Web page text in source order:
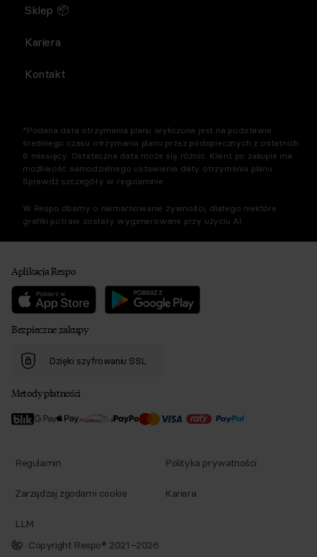
Sklep 📦
Kariera
Kontakt
*Podana data otrzymania planu wyliczona jest na podstawie
średniego czasu otrzymania planu przez podopiecznych z ostatnich
6 miesięcy. Ostateczna data może się różnić. Klient po zakupie ma
możliwość samodzielnego ustawienia daty otrzymania planu.
Sprawdź szczegóły w regulaminie.
W Respo dbamy o niemarnowanie żywności, dlatego niektóre
grafiki potraw zostały wygenerowane przy użyciu AI.
Aplikacja Respo
Bezpieczne zakupy
Dzięki szyfrowaniu SSL
Metody płatności
Copyright Respo® 2021–2026
Regulamin Polityka prywatności
Zarządzaj zgodami cookie Kariera
LLM